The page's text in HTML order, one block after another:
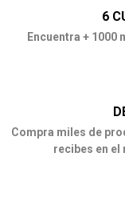
6
Encuentra + 1000
Compra miles de
recibes en el